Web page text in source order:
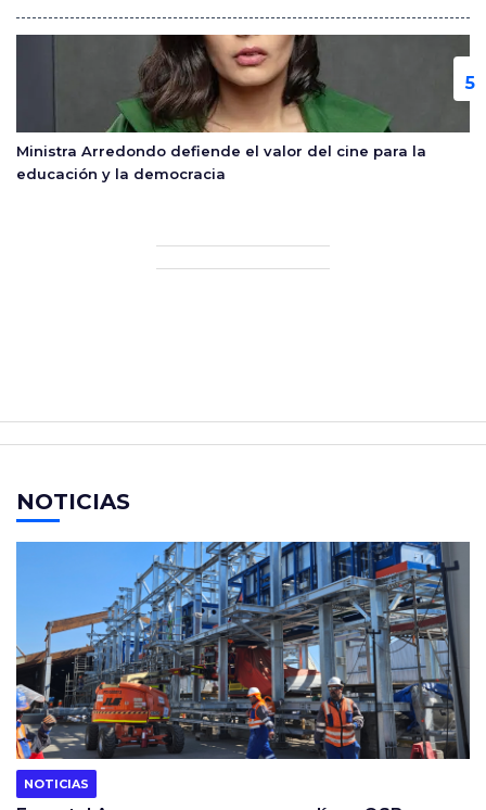
Ministra Arredondo defiende el valor del cine para la
educación y la democracia
NOTICIAS
NOTICIAS